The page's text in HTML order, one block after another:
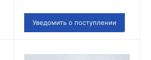
Уведомить о поступлении